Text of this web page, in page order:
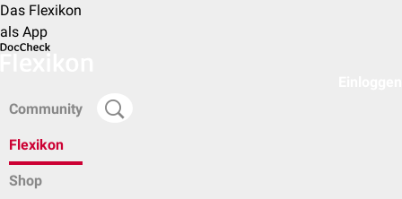
Das Flexikon
als App
Community
Flexikon
Shop